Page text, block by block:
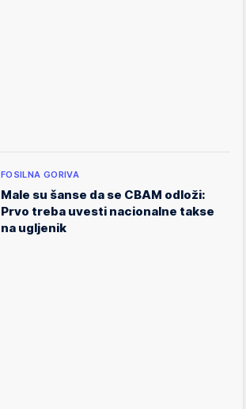
FOSILNA GORIVA
Male su šanse da se CBAM odloži:
Prvo treba uvesti nacionalne takse
na ugljenik